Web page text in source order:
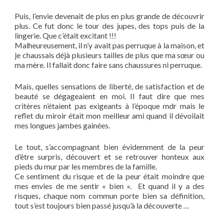
Puis, l’envie devenait de plus en plus grande de découvrir
plus. Ce fut donc le tour des jupes, des tops puis de la
lingerie. Que c’était excitant !!!
Malheureusement, il n’y avait pas perruque à la maison, et
je chaussais déjà plusieurs tailles de plus que ma sœur ou
ma mère. Il fallait donc faire sans chaussures ni perruque.
Mais, quelles sensations de liberté, de satisfaction et de
beauté se dégageaient en moi. Il faut dire que mes
critères n’étaient pas exigeants à l’époque mdr mais le
reflet du miroir était mon meilleur ami quand il dévoilait
mes longues jambes gainées.
Le tout, s’accompagnant bien évidemment de la peur
d’être surpris, découvert et se retrouver honteux aux
pieds du mur par les membres de la famille.
Ce sentiment du risque et de la peur était moindre que
mes envies de me sentir « bien ». Et quand il y a des
risques, chaque nom commun porte bien sa définition,
tout s’est toujours bien passé jusqu’à la découverte …